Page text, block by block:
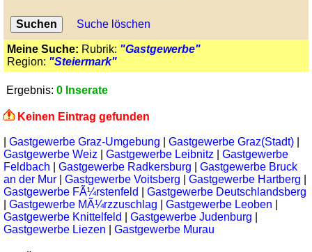
Suche löschen
Meine Suche: Rubrik: "Gastgewerbe"
Region: "Steiermark"
Ergebnis: 0 Inserate
Keinen Eintrag gefunden
Gastgewerbe Graz-Umgebung Gastgewerbe Graz(Stadt)
Gastgewerbe Weiz
Gastgewerbe Leibnitz
Gastgewerbe
Feldbach
Gastgewerbe Radkersburg
Gastgewerbe Bruck
an der Mur
Gastgewerbe Voitsberg Gastgewerbe Hartberg
Gastgewerbe FÃ¼rstenfeld
Gastgewerbe Deutschlandsberg
Gastgewerbe MÃ¼rzzuschlag Gastgewerbe Leoben
Gastgewerbe Knittelfeld
Gastgewerbe Judenburg
Gastgewerbe Liezen
Gastgewerbe Murau